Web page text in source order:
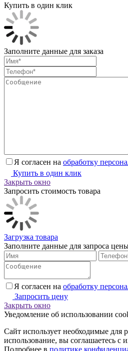
Купить в один клик
Заполните данные для заказа
Я согласен на обработку
Купить в один клик
Закрыть окно
Запросить стоимость товара
Загрузка товара
Заполните данные для запроса
Я согласен на обработку
Запросить цену
Закрыть окно
Уведомление об использовании
Сайт использует необходимые для
использование, вы соглашаетесь с
Подробнее в политике